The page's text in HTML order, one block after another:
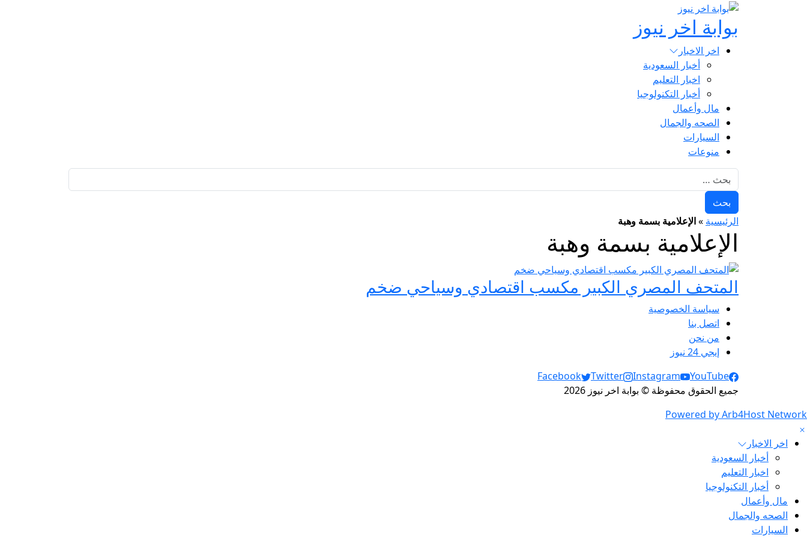
بوابة اخر نيوز
اخر الاخبار
أخبار السعودية
اخبار التعليم
أخبار التكنولوجيا
مال وأعمال
الصحه والجمال
السيارات
منوعات
الرئيسية »الإعلامية بسمة وهبة
الإعلامية بسمة وهبة
المتحف المصري الكبير مكسب اقتصادي وسياحي ضخم
سياسة الخصوصية
اتصل بنا
من نحن
إيجي 24 نيوز
Social Links
Facebook Twitter Instagram
YouTube
جميع الحقوق محفوظة © بوابة اخر نيوز 2026
Powered by Arb4Host Network
اخر الاخبار
أخبار السعودية
اخبار التعليم
أخبار التكنولوجيا
مال وأعمال
الصحه والجمال
السيارات